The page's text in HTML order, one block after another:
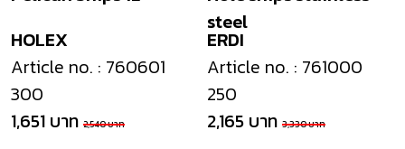
HOLEX
Article no. : 760601
300
1,651 บาท 2,540 บาท
ERDI
steel
Article no. : 761000
250
2,165 บาท 3,330 บาท